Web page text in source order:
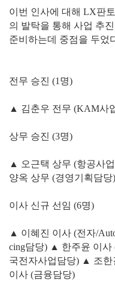
이번 인사에 대해 LX판
의 발탁을 통해 사업 추
준비하는데 중점을 두었
전무 승진 (1명)
▲ 김춘우 전무 (KAM사
상무 승진 (3명)
▲ 오근택 상무 (항공사
양옥 상무 (경영기획담당)
이사 신규 선임 (6명)
▲ 이혜진 이사 (전자/
cing담당) ▲ 한주윤 이사
국전자사업담당) ▲ 조
이사 (금융담당)